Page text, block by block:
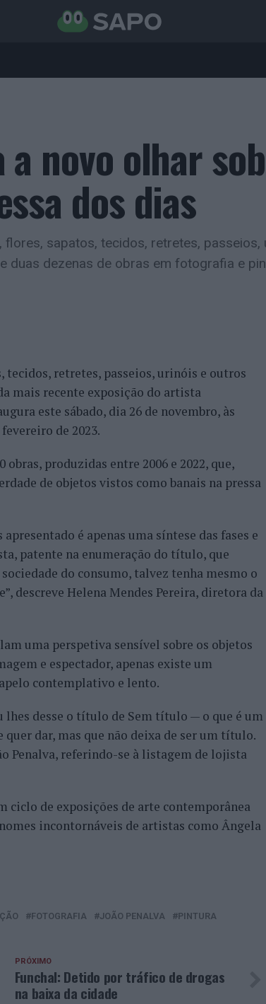
a novo olhar
dos dias
flores, sapatos, tecidos, retretes,
duas dezenas de obras em fotografia e
tecidos, retretes, passeios, urinóis e outros
mais recente exposição do artista
este sábado, dia 26 de novembro, às
de 2023.
produzidas entre 2006 e 2022, que,
de objetos vistos como banais na pressa
é apenas uma síntese das fases e
patente na enumeração do título, que
do consumo, talvez tenha mesmo o
descreve Helena Mendes Pereira, diretora da
uma perspetiva sensível sobre os objetos
e espectador, apenas existe um
contemplativo e lento.
lhes desse o título de Sem título — o que é um
dar, mas que não deixa de ser um título.
Penalva, referindo-se à listagem de lojista
ciclo de exposições de arte contemporânea
incontornáveis de artistas como Ângela
FOTOGRAFIA JOÃO PENALVA
PINTURA
PRÓXIMO
Funchal: Detido por tráfico de drogas
na baixa da cidade